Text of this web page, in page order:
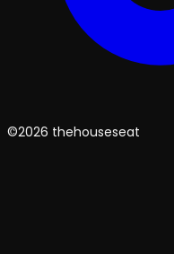
©2026 thehouseseat